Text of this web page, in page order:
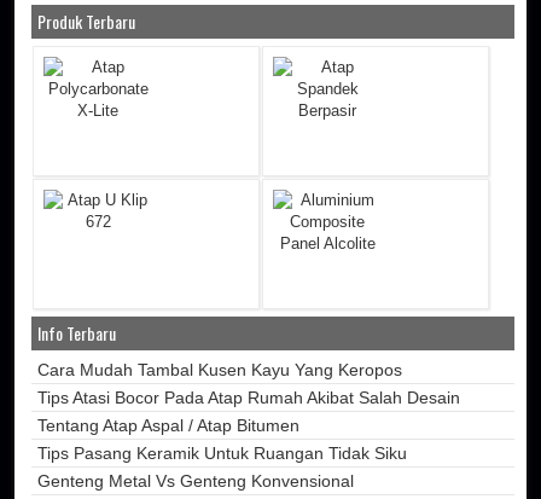
Produk Terbaru
Info Terbaru
Cara Mudah Tambal Kusen Kayu Yang Keropos
Tips Atasi Bocor Pada Atap Rumah Akibat Salah Desain
Tentang Atap Aspal / Atap Bitumen
Tips Pasang Keramik Untuk Ruangan Tidak Siku
Genteng Metal Vs Genteng Konvensional